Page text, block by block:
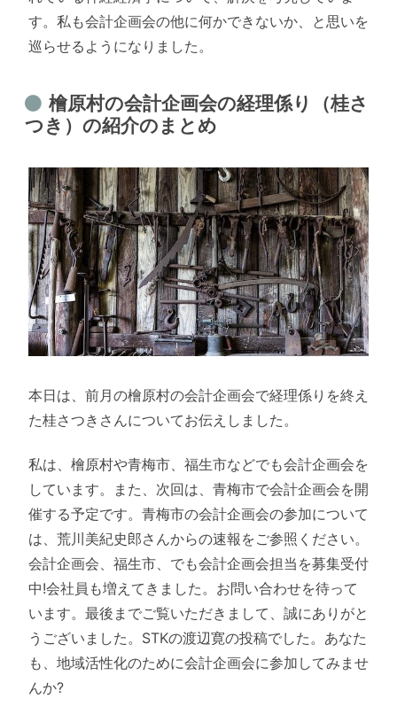
す。私も会計企画会の他に何かできないか、と思いを
巡らせるようになりました。
檜原村の会計企画会の経理係り（桂さ
つき）の紹介のまとめ
本日は、前月の檜原村の会計企画会で経理係りを終え
た桂さつきさんについてお伝えしました。
私は、檜原村や青梅市、福生市などでも会計企画会を
しています。また、次回は、青梅市で会計企画会を開
催する予定です。青梅市の会計企画会の参加について
は、荒川美紀史郎さんからの速報をご参照ください。
会計企画会、福生市、でも会計企画会担当を募集受付
中!会社員も増えてきました。お問い合わせを待って
います。最後までご覧いただきまして、誠にありがと
うございました。STKの渡辺寛の投稿でした。あなた
も、地域活性化のために会計企画会に参加してみませ
んか?